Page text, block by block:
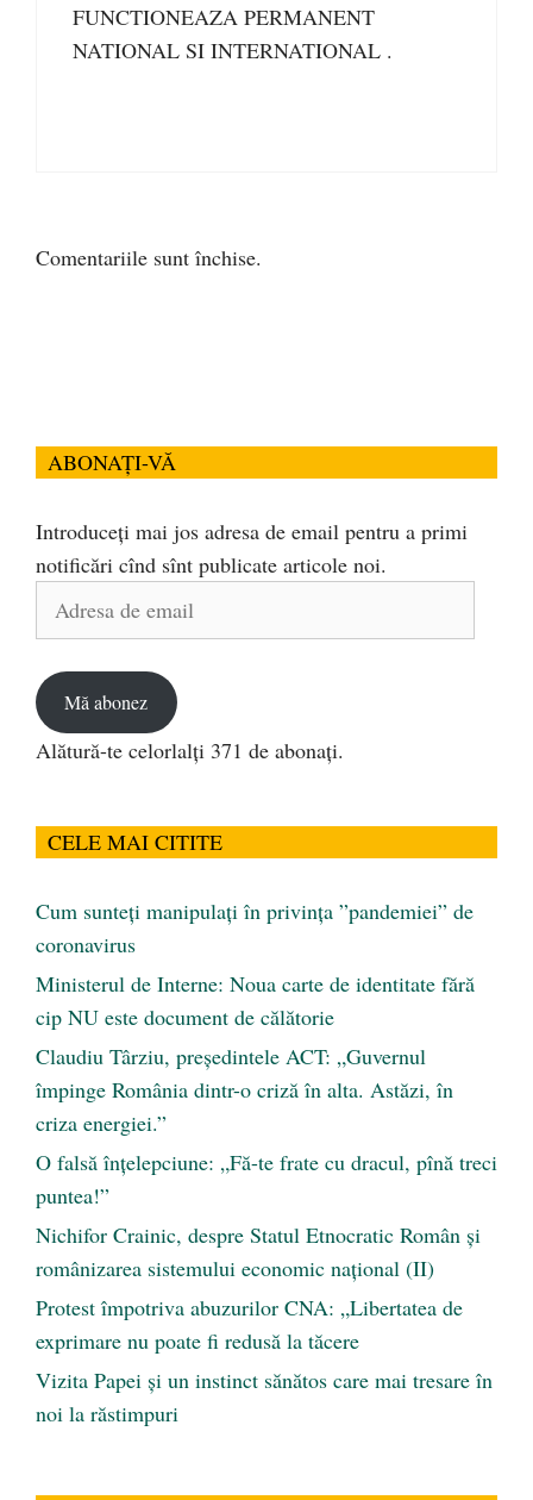
FUNCTIONEAZA PERMANENT
NATIONAL SI INTERNATIONAL .
Comentariile sunt închise.
ABONAȚI-VĂ
Introduceți mai jos adresa de email pentru a primi
notificări cînd sînt publicate articole noi.
Adresa
Mă abonez
Alătură-te celorlalți 371 de abonați.
CELE MAI CITITE
Cum sunteți manipulați în privința ”pandemiei” de
coronavirus
Ministerul de Interne: Noua carte de identitate fără
cip NU este document de călătorie
Claudiu Târziu, președintele ACT: „Guvernul
împinge România dintr-o criză în alta. Astăzi, în
criza energiei.”
O falsă înțelepciune: „Fă-te frate cu dracul, pînă treci
puntea!”
Nichifor Crainic, despre Statul Etnocratic Român şi
românizarea sistemului economic naţional (II)
Protest împotriva abuzurilor CNA: „Libertatea de
exprimare nu poate fi redusă la tăcere
Vizita Papei și un instinct sănătos care mai tresare în
noi la răstimpuri